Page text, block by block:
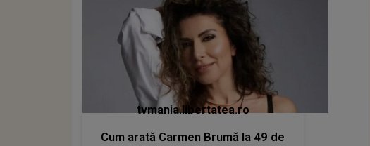
tvmania.libertatea.ro
Cum arată Carmen Brumă la 49 de